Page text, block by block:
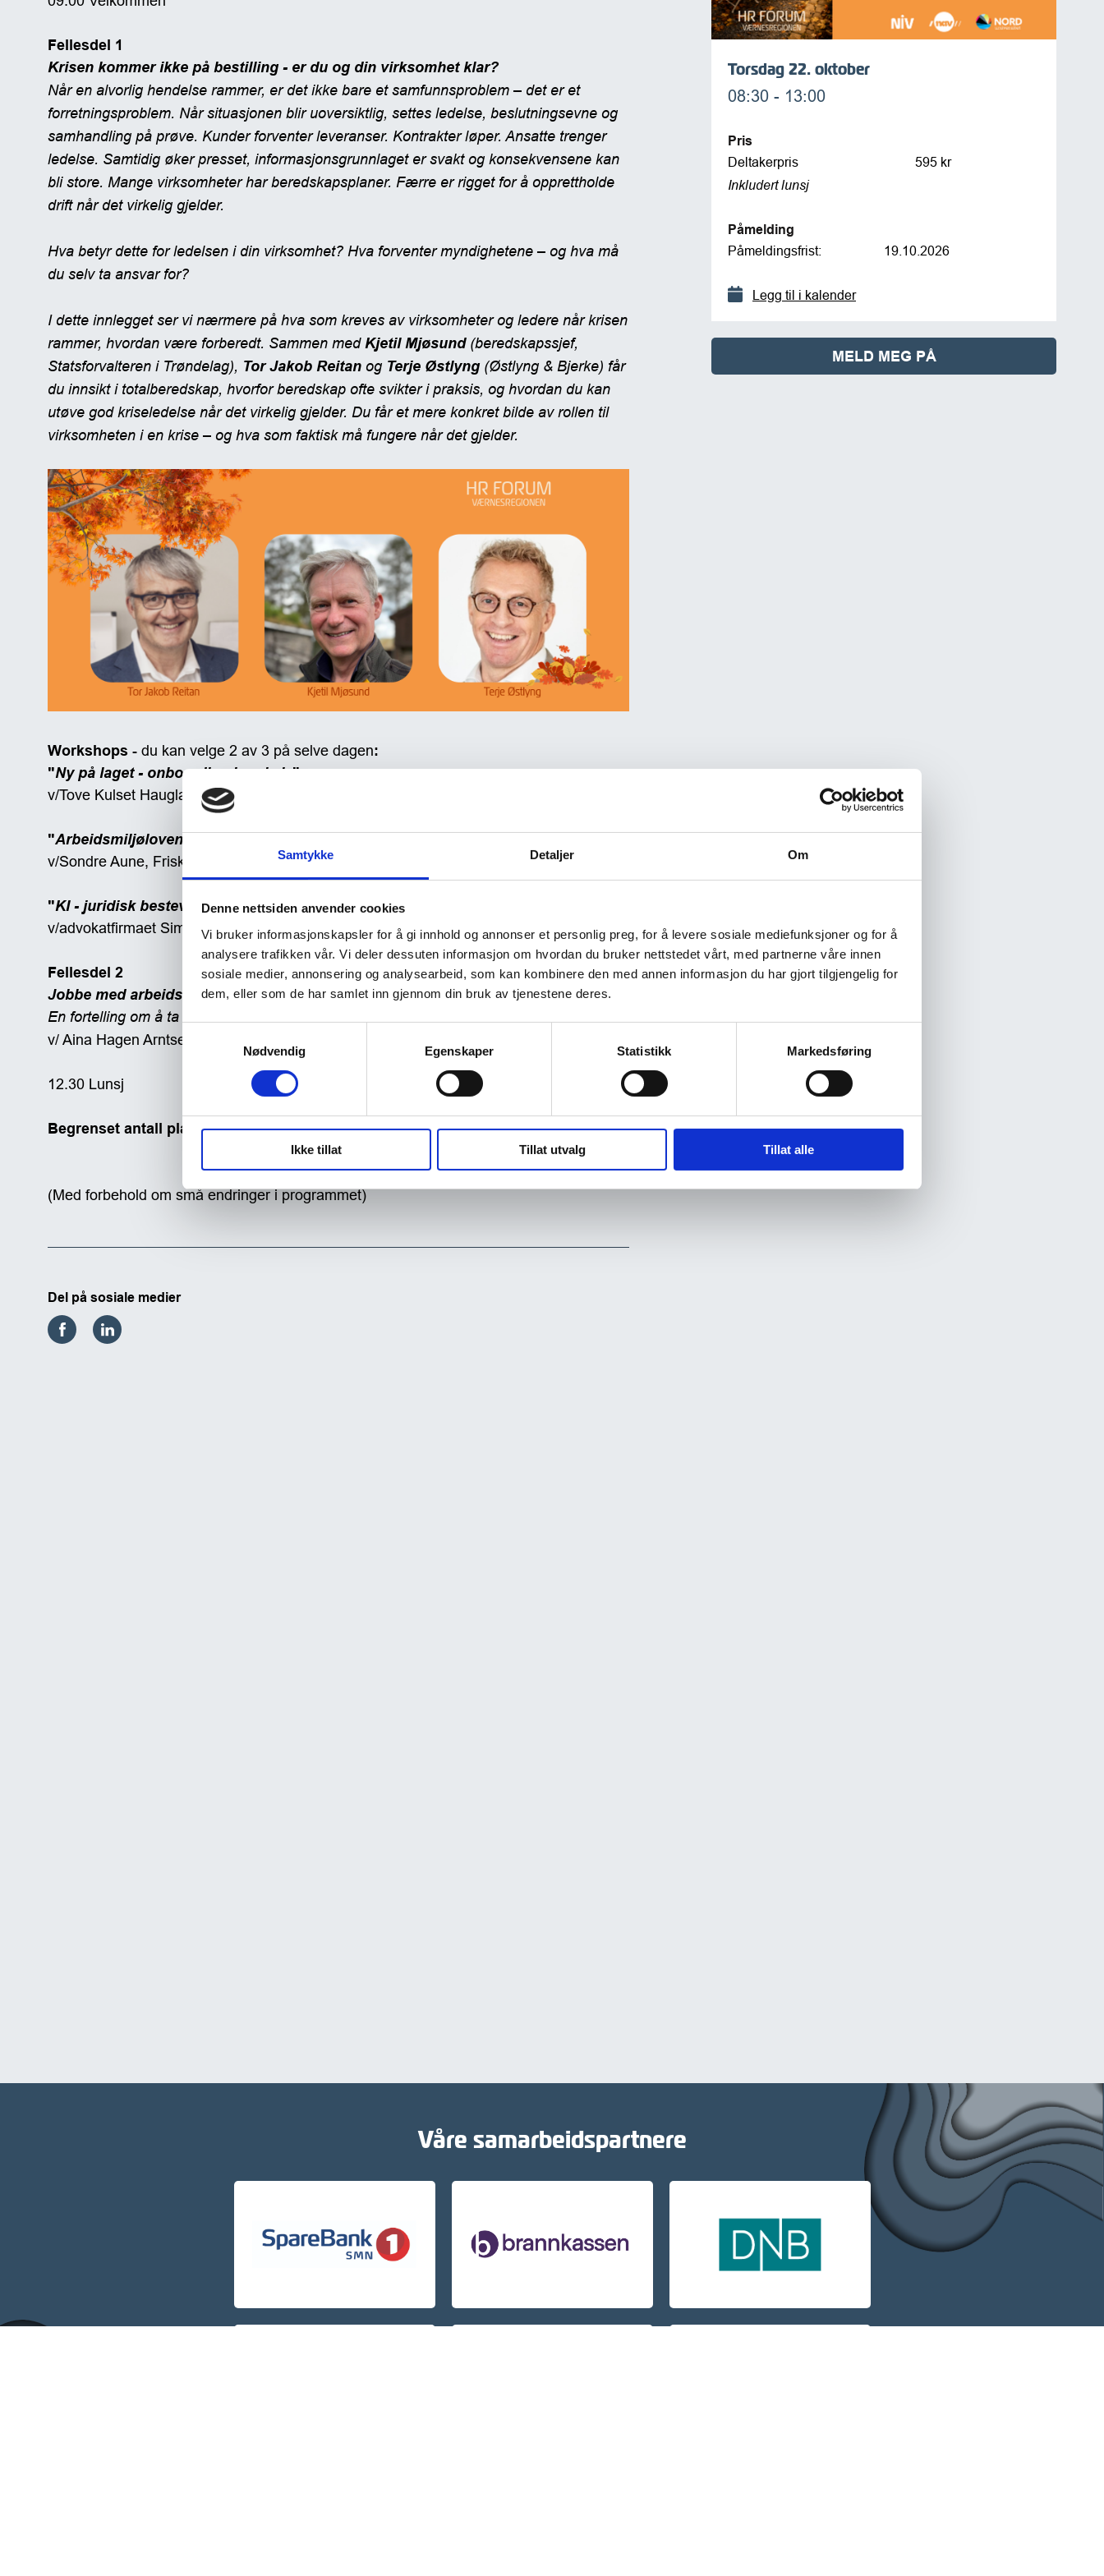
Samtykke Detaljer Om
Denne nettsiden anvender cookies
Vi bruker informasjonskapsler for å gi innhold og annonser et personlig preg, for å levere sosiale mediefunksjoner og for å
analysere trafikken vår. Vi deler dessuten informasjon om hvordan du bruker nettstedet vårt, med partnerne våre innen
sosiale medier, annonsering og analysearbeid, som kan kombinere den med annen informasjon du har gjort tilgjengelig for
dem, eller som de har samlet inn gjennom din bruk av tjenestene deres.
Nødvendig
Egenskaper Statistikk Markedsføring
Ikke tillat Tillat utvalg Tillat alle
Våre samarbeidspartnere